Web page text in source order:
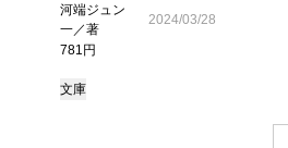
河端ジュン
一／著
781円
2024/03/28
文庫